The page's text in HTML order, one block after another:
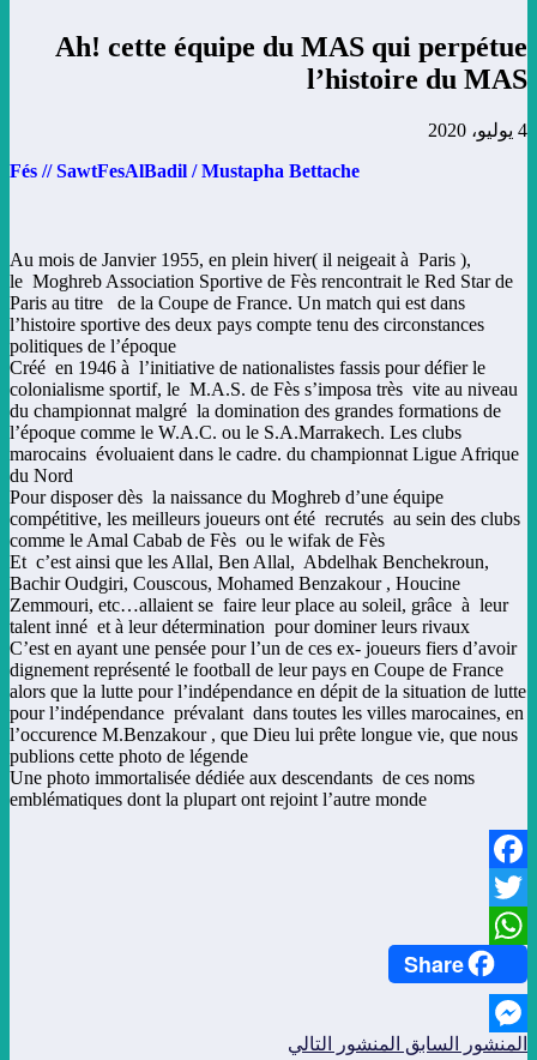
Ah! cette équipe du MAS qui perpétue
l’histoire du MAS
4 يوليو، 2020
Au mois de Janvier 1955, en plein hiver( il neigeait à Paris ),
le Moghreb Association Sportive de Fès rencontrait le Red Star de
Paris au titre de la Coupe de France. Un match qui est dans
l’histoire sportive des deux pays compte tenu des circonstances
politiques de l’époque
Créé en 1946 à l’initiative de nationalistes fassis pour défier le
colonialisme sportif, le M.A.S. de Fès s’imposa très vite au niveau
du championnat malgré la domination des grandes formations de
l’époque comme le W.A.C. ou le S.A.Marrakech. Les clubs
marocains évoluaient dans le cadre. du championnat Ligue Afrique
du Nord
Pour disposer dès la naissance du Moghreb d’une équipe
compétitive, les meilleurs joueurs ont été recrutés au sein des clubs
comme le Amal Cabab de Fès ou le wifak de Fès
Et c’est ainsi que les Allal, Ben Allal, Abdelhak Benchekroun,
Bachir Oudgiri, Couscous, Mohamed Benzakour , Houcine
Zemmouri, etc…allaient se faire leur place au soleil, grâce à leur
talent inné et à leur détermination pour dominer leurs rivaux
C’est en ayant une pensée pour l’un de ces ex- joueurs fiers d’avoir
dignement représenté le football de leur pays en Coupe de France
alors que la lutte pour l’indépendance en dépit de la situation de lutte
pour l’indépendance prévalant dans toutes les villes marocaines, en
l’occurence M.Benzakour , que Dieu lui prête longue vie, que nous
publions cette photo de légende
Une photo immortalisée dédiée aux descendants de ces noms
emblématiques dont la plupart ont rejoint l’autre monde
Facebook
Twitter
WhatsApp
Share
Messenger
المنشور السابق المنشور التالي